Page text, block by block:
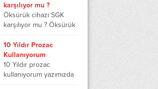
yazabilir mi, zoretanin
20 mg hangi doktorlar
yazabilir,...
karşılıyor mu ?
Öksürük cihazı SGK
karşılıyor mu ? Öksürük
cihazı, özellikle solunum
yetmezliği çeken
hastaların öksürme
refleksini
geliştirmelerine ve
akciğerlerde biriken
10 Yıldır Prozac
Kullanıyorum
10 Yıldır prozac
kullanıyorum yazımızda
prozac kaç yıl kullanılır,